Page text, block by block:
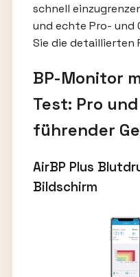
schnell
und echte Pro- und
Sie die
BP-Monitor
Test: Pro
führender
AirBP Plus
Bildschirm